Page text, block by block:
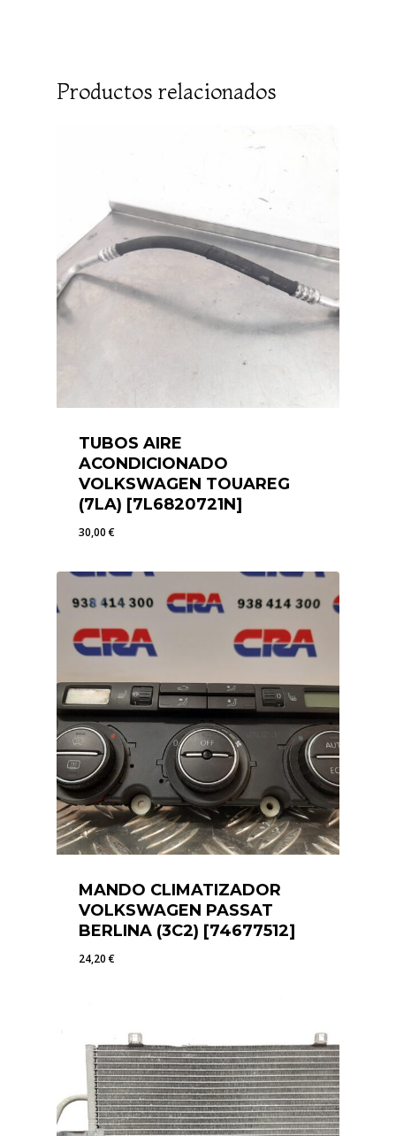
Productos relacionados
TUBOS AIRE
ACONDICIONADO
VOLKSWAGEN TOUAREG
(7LA) [7L6820721N]
30,00€
MANDO CLIMATIZADOR
VOLKSWAGEN PASSAT
BERLINA (3C2) [74677512]
24,20€